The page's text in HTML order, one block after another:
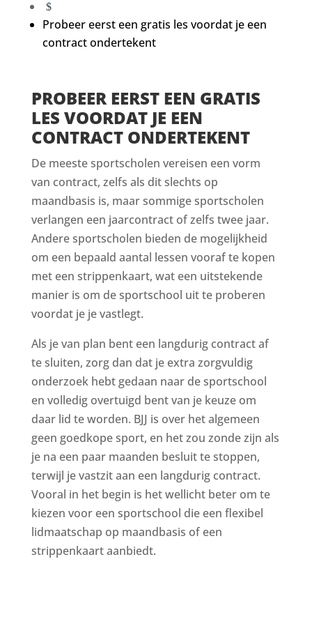
$
Probeer eerst een gratis les voordat je een
contract ondertekent
PROBEER EERST EEN GRATIS
LES VOORDAT JE EEN
CONTRACT ONDERTEKENT
De meeste sportscholen vereisen een vorm
van contract, zelfs als dit slechts op
maandbasis is, maar sommige sportscholen
verlangen een jaarcontract of zelfs twee jaar.
Andere sportscholen bieden de mogelijkheid
om een bepaald aantal lessen vooraf te kopen
met een strippenkaart, wat een uitstekende
manier is om de sportschool uit te proberen
voordat je je vastlegt.
Als je van plan bent een langdurig contract af
te sluiten, zorg dan dat je extra zorgvuldig
onderzoek hebt gedaan naar de sportschool
en volledig overtuigd bent van je keuze om
daar lid te worden. BJJ is over het algemeen
geen goedkope sport, en het zou zonde zijn als
je na een paar maanden besluit te stoppen,
terwijl je vastzit aan een langdurig contract.
Vooral in het begin is het wellicht beter om te
kiezen voor een sportschool die een flexibel
lidmaatschap op maandbasis of een
strippenkaart aanbiedt.